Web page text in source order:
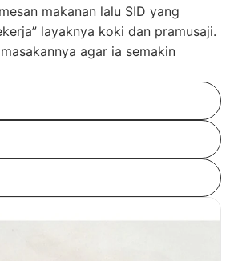
makanan lalu SID yang
layaknya koki dan pramusaji.
agar ia semakin